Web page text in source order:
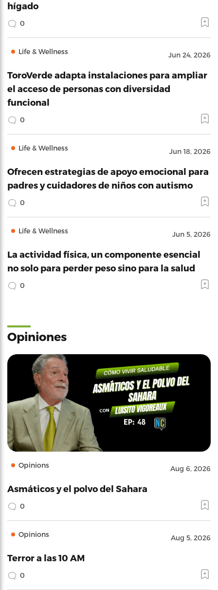
hígado
0
Life & Wellness Jun 24, 2026
ToroVerde adapta instalaciones para ampliar
el acceso de personas con diversidad
funcional
0
Life & Wellness Jun 18, 2026
Ofrecen estrategias de apoyo emocional para
padres y cuidadores de niños con autismo
0
Life & Wellness Jun 5, 2026
La actividad física, un componente esencial
no solo para perder peso sino para la salud
0
Opiniones
Opinions Aug 6, 2026
Asmáticos y el polvo del Sahara
0
Opinions Aug 5, 2026
Terror a las 10 AM
0